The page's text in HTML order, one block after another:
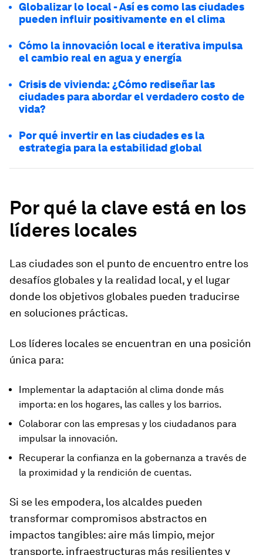
Globalizar lo local - Así es como las ciudades
pueden influir positivamente en el clima
Cómo la innovación local e iterativa impulsa
el cambio real en agua y energía
Crisis de vivienda: ¿Cómo rediseñar las
ciudades para abordar el verdadero costo de
vida?
Por qué invertir en las ciudades es la
estrategia para la estabilidad global
Por qué la clave está en los
líderes locales
Las ciudades son el punto de encuentro entre los
desafíos globales y la realidad local, y el lugar
donde los objetivos globales pueden traducirse
en soluciones prácticas.
Los líderes locales se encuentran en una posición
única para:
Implementar la adaptación al clima donde más
importa: en los hogares, las calles y los barrios.
Colaborar con las empresas y los ciudadanos para
impulsar la innovación.
Recuperar la confianza en la gobernanza a través de
la proximidad y la rendición de cuentas.
Si se les empodera, los alcaldes pueden
transformar compromisos abstractos en
impactos tangibles: aire más limpio, mejor
transporte, infraestructuras más resilientes y